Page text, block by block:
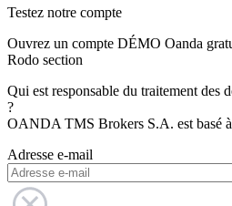
Testez notre compte
Ouvrez un compte DÉMO Oanda
Rodo section
Qui est responsable du traitement des
?
OANDA TMS Brokers S.A. est basé
Adresse e-mail